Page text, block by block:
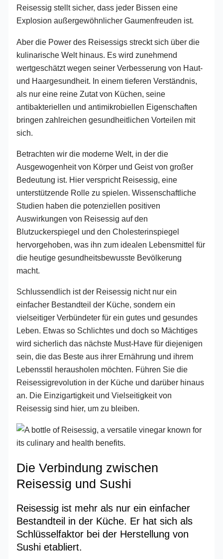
Reisessig stellt sicher, dass jeder Bissen eine
Explosion außergewöhnlicher Gaumenfreuden ist.
Aber die Power des Reisessigs streckt sich über die
kulinarische Welt hinaus. Es wird zunehmend
wertgeschätzt wegen seiner Verbesserung von Haut-
und Haargesundheit. In einem tieferen Verständnis,
als nur eine reine Zutat von Küchen, seine
antibakteriellen und antimikrobiellen Eigenschaften
bringen zahlreichen gesundheitlichen Vorteilen mit
sich.
Betrachten wir die moderne Welt, in der die
Ausgewogenheit von Körper und Geist von großer
Bedeutung ist. Hier verspricht Reisessig, eine
unterstützende Rolle zu spielen. Wissenschaftliche
Studien haben die potenziellen positiven
Auswirkungen von Reisessig auf den
Blutzuckerspiegel und den Cholesterinspiegel
hervorgehoben, was ihn zum idealen Lebensmittel für
die heutige gesundheitsbewusste Bevölkerung
macht.
Schlussendlich ist der Reisessig nicht nur ein
einfacher Bestandteil der Küche, sondern ein
vielseitiger Verbündeter für ein gutes und gesundes
Leben. Etwas so Schlichtes und doch so Mächtiges
wird sicherlich das nächste Must-Have für diejenigen
sein, die das Beste aus ihrer Ernährung und ihrem
Lebensstil herausholen möchten. Führen Sie die
Reisessigrevolution in der Küche und darüber hinaus
an. Die Einzigartigkeit und Vielseitigkeit von
Reisessig sind hier, um zu bleiben.
Die Verbindung zwischen
Reisessig und Sushi
Reisessig ist mehr als nur ein einfacher
Bestandteil in der Küche. Er hat sich als
Schlüsselfaktor bei der Herstellung von
Sushi etabliert.